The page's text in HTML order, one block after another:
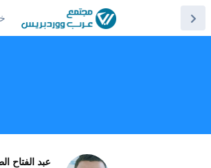
عبد الفتاح